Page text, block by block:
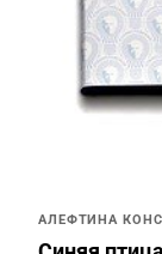
АЛЕФТИНА